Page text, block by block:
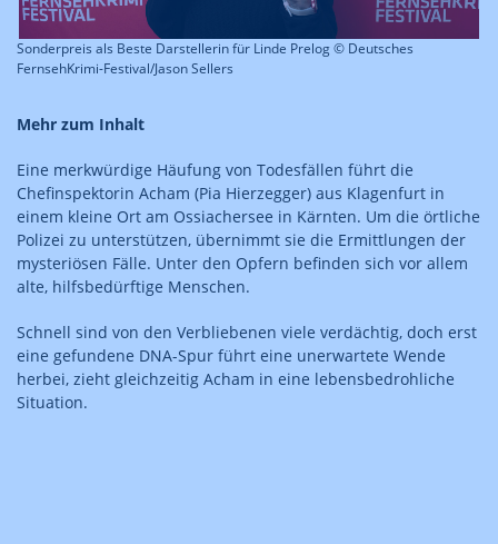
Sonderpreis als Beste Darstellerin für Linde Prelog © Deutsches
FernsehKrimi-Festival/Jason Sellers
Mehr zum Inhalt
Eine merkwürdige Häufung von Todesfällen führt die
Chefinspektorin Acham (Pia Hierzegger) aus Klagenfurt in
einem kleine Ort am Ossiachersee in Kärnten. Um die örtliche
Polizei zu unterstützen, übernimmt sie die Ermittlungen der
mysteriösen Fälle. Unter den Opfern befinden sich vor allem
alte, hilfsbedürftige Menschen.
Schnell sind von den Verbliebenen viele verdächtig, doch erst
eine gefundene DNA-Spur führt eine unerwartete Wende
herbei, zieht gleichzeitig Acham in eine lebensbedrohliche
Situation.